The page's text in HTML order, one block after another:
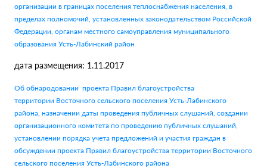
организации в границах поселения теплоснабжения населения, в
пределах полномочий, установленных законодательством Российской
Федерации, органам местного самоуправления муниципального
образования Усть-Лабинский район
дата размещения: 1.11.2017
Об обнародовании проекта Правил благоустройства
территории Восточного сельского поселения Усть-Лабинского
района, назначении даты проведения публичных слушаний, создании
организационного комитета по проведению публичных слушаний,
установлении порядка учета предложений и участия граждан в
обсуждении проекта Правил благоустройства территории Восточного
сельского поселения Усть-Лабинского района